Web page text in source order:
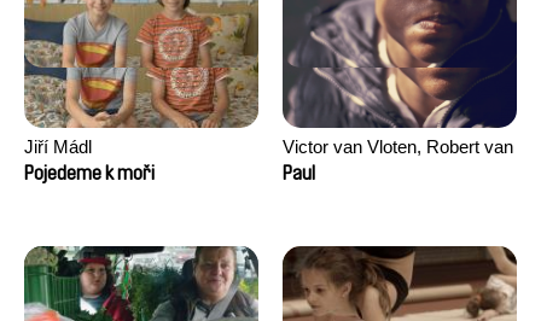
Jiří Mádl
Pojedeme k moři
Victor van Vloten, Robert van
Wingerden
Paul